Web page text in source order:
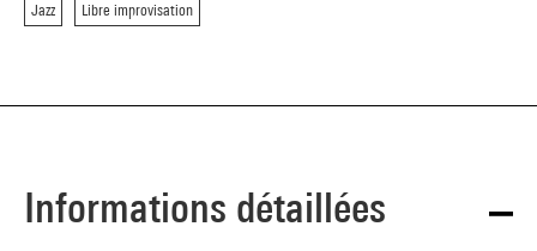
Jazz Libre improvisation
Informations détaillées